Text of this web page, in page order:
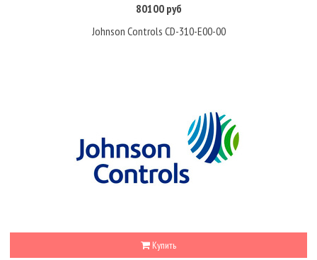
80100 руб
Johnson Controls CD-310-E00-00
Купить